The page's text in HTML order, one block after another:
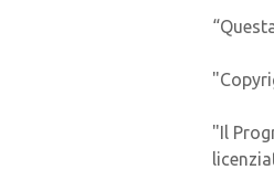
"Il